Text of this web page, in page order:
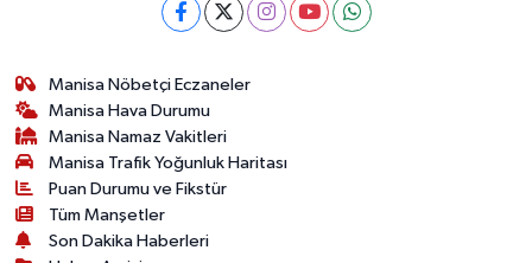
Manisa Nöbetçi Eczaneler
Manisa Hava Durumu
Manisa Namaz Vakitleri
Manisa Trafik Yoğunluk Haritası
Puan Durumu ve Fikstür
Tüm Manşetler
Son Dakika Haberleri